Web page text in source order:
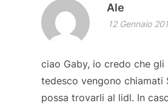
Ale
12 Gennaio
ciao Gaby, io credo che gli
tedesco vengono chiamati
possa trovarli al lidl. In